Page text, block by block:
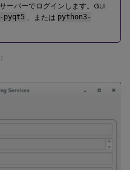
ーバーでログインします。GUI
pyqt5 、または python3-